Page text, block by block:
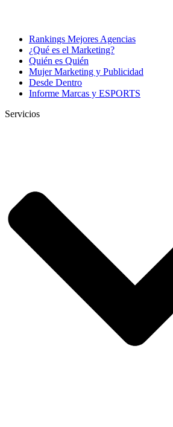
Rankings Mejores Agencias
¿Qué es el Marketing?
Quién es Quién
Mujer Marketing y Publicidad
Desde Dentro
Informe Marcas y ESPORTS
Servicios